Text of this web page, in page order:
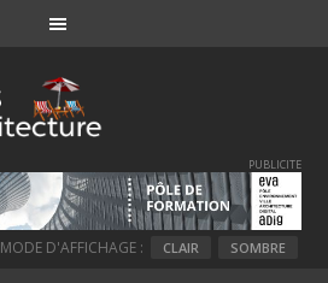
PUBLICITE
MODE D'AFFICHAGE : CLAIR SOMBRE